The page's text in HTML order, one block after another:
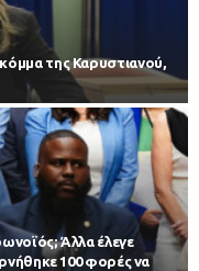
της Καρυστιανού,
Άλλα έλεγε
100 φορές να